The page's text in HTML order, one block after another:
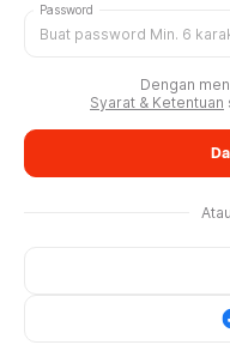
Password
Dengan
Syarat & Ketentuan